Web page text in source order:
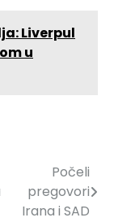
Liverpul
u
Počeli
pregovori
Irana i SAD